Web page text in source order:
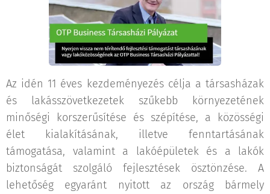
Az idén 11 éves kezdeményezés célja a társasházak
és lakásszövetkezetek szűkebb környezetének
minőségi korszerűsítése és szépítése, a közösségi
élet kialakításának, illetve fenntartásának
támogatása, valamint a lakóépületek és a lakók
biztonságát szolgáló fejlesztések ösztönzése. A
lehetőség egyaránt nyitott az ország bármely